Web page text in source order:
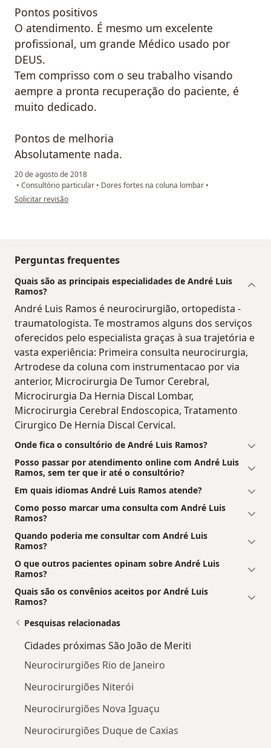
Pontos positivos
O atendimento. É mesmo um excelente
profissional, um grande Médico usado por
DEUS.
Tem comprisso com o seu trabalho visando
aempre a pronta recuperação do paciente, é
muito dedicado.
Pontos de melhoria
Absolutamente nada.
20 de agosto de 2018
• Consultório particular • Dores fortes na coluna lombar •
na opinião do utilizador Sua conta foi excluída
Solicitar revisão
Perguntas frequentes
Quais são as principais especialidades de André Luis
Ramos?
André Luis Ramos é neurocirurgião, ortopedista -
traumatologista. Te mostramos alguns dos serviços
oferecidos pelo especialista graças à sua trajetória e
vasta experiência: Primeira consulta neurocirurgia,
Artrodese da coluna com instrumentacao por via
anterior, Microcirurgia De Tumor Cerebral,
Microcirurgia Da Hernia Discal Lombar,
Microcirurgia Cerebral Endoscopica, Tratamento
Cirurgico De Hernia Discal Cervical.
Onde fica o consultório de André Luis Ramos?
Posso passar por atendimento online com André Luis
Ramos, sem ter que ir até o consultório?
Em quais idiomas André Luis Ramos atende?
Como posso marcar uma consulta com André Luis
Ramos?
Quando poderia me consultar com André Luis
Ramos?
O que outros pacientes opinam sobre André Luis
Ramos?
Quais são os convênios aceitos por André Luis
Ramos?
Pesquisas relacionadas
Cidades próximas São João de Meriti
Neurocirurgiões Rio de Janeiro
Neurocirurgiões Niterói
Neurocirurgiões Nova Iguaçu
Neurocirurgiões Duque de Caxias